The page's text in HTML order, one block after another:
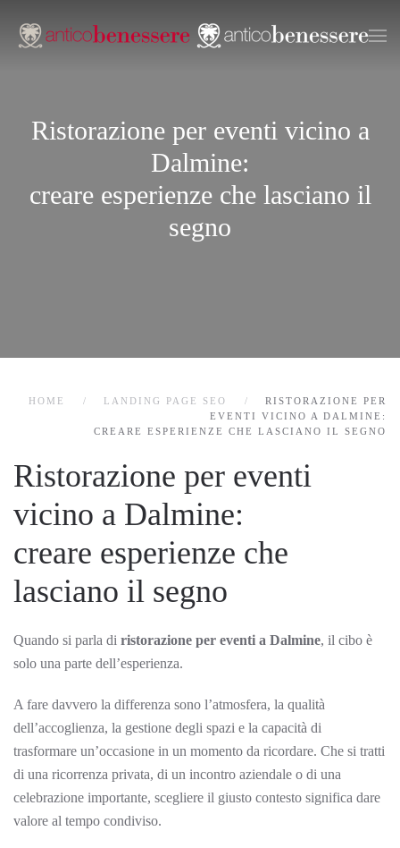
Passa
Ristorazione per eventi vicino a
Dalmine:
creare esperienze che lasciano il
segno
HOME LANDING PAGE SEO
RISTORAZIONE PER
EVENTI VICINO A DALMINE:
CREARE ESPERIENZE CHE LASCIANO IL SEGNO
Ristorazione per eventi
vicino a Dalmine:
creare esperienze che
lasciano il segno
Quando si parla di ristorazione per eventi a Dalmine, il cibo è
solo una parte dell’esperienza.
A fare davvero la differenza sono l’atmosfera, la qualità
dell’accoglienza, la gestione degli spazi e la capacità di
trasformare un’occasione in un momento da ricordare. Che si tratti
di una ricorrenza privata, di un incontro aziendale o di una
celebrazione importante, scegliere il giusto contesto significa dare
valore al tempo condiviso.